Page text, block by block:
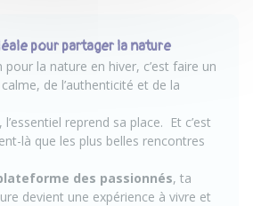
pour partager la nature
la nature en hiver, c’est faire un
de l’authenticité et de la
reprend sa place. Et c’est
là que les plus belles rencontres
des passionnés, ta
devient une expérience à vivre et